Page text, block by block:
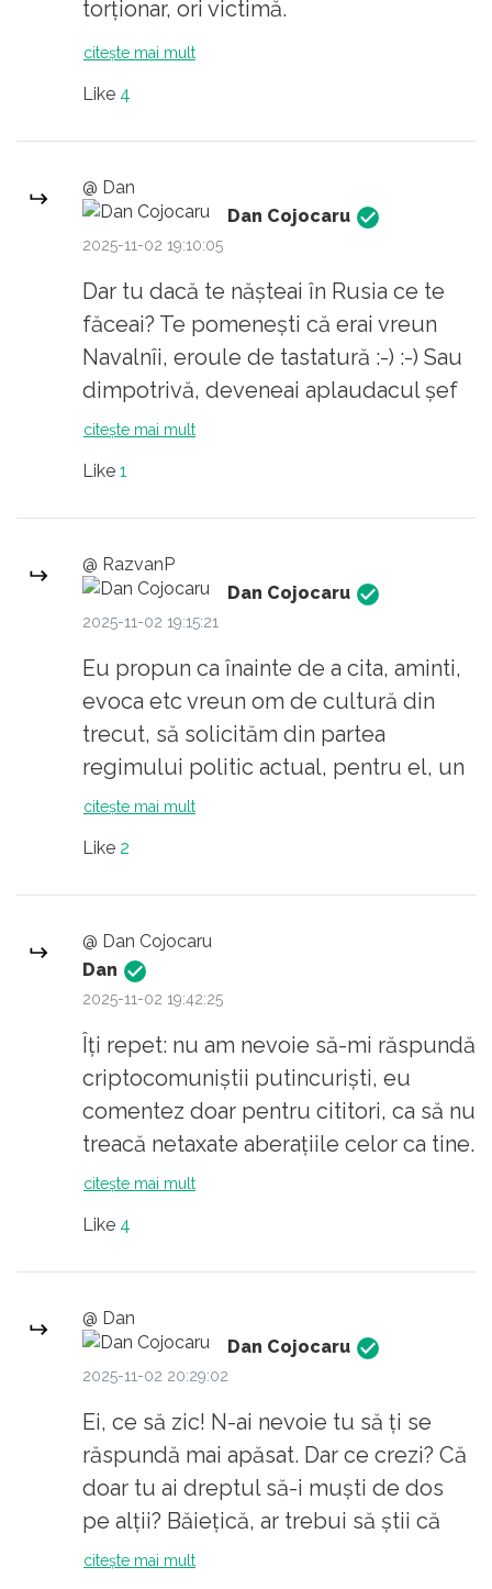
protejați ai lui grindeanu, ăștia sunt,
cu precădere, prizonierii de la rusi
topor Tudor Vladimirescu și parca mai
era una. Au venit să ne aducă, cu
bolsevismului și să-l impună și apere.
.
torționar, ori victimă.
citește mai mult
Like 4
@ Dan
Dan Cojocaru
2025-11-02 19:10:05
Dar tu dacă te nășteai în Rusia ce te
făceai? Te pomenești că erai vreun
Navalnîi, eroule de tastatură :-) :-) Sau
dimpotrivă, deveneai aplaudacul șef
al regimului? LUPTĂTORULE CU
este ”putincurist”, altul este
”criptocomunist” și mai sunt câteva din
astea caraghioase. Caraghioase ca și
tine :-) :-)
citește mai mult
Like 1
@ RazvanP
Dan Cojocaru
2025-11-02 19:15:21
Eu propun ca înainte de a cita, aminti,
evoca etc vreun om de cultură din
trecut, să solicităm din partea
regimului politic actual, pentru el, un
certificat de bună purtare și
respectivul :-) :-)
citește mai mult
Like 2
@ Dan Cojocaru
Dan
2025-11-02 19:42:25
Îți repet: nu am nevoie să-mi răspundă
criptocomuniștii putincuriști, eu
comentez doar pentru cititori, ca să nu
treacă netaxate aberațiile celor ca tine.
În rest, poftă bună, că văd că te dai și
citește mai mult
Like 4
@ Dan
Dan Cojocaru
2025-11-02 20:29:02
Ei, ce să zic! N-ai nevoie tu să ți se
răspundă mai apăsat. Dar ce crezi? Că
doar tu ai dreptul să-i muști de dos
pe alții? Băiețică, ar trebui să știi că
vorbele fiecăruia dintre noi pot primi
citește mai mult